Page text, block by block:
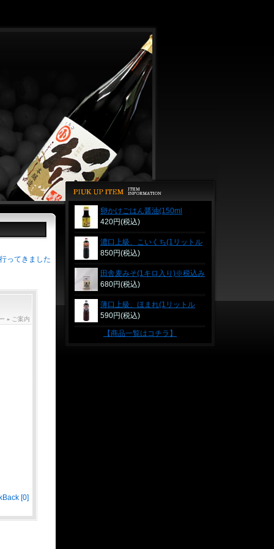
ってきました
» ご案内
[0]
卵かけごはん醤油(150ml
PET)※税込み表示価格
420円(税込)
濃口上級、こいくち(1リットル
PET)※税込み表示価格
850円(税込)
田舎麦みそ(1キロ入り)※税込み
表示価格
680円(税込)
薄口上級、ほまれ(1リットル
PET)※税込み表示価格
590円(税込)
【商品一覧はコチラ】